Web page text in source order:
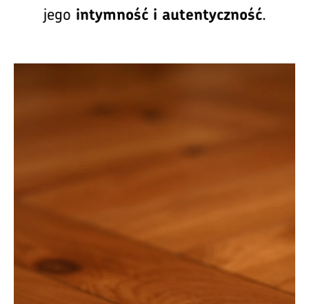
jego intymność i autentyczność.